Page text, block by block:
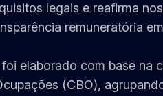
legais e reafirma
remuneratória
elaborado com base na
(CBO),